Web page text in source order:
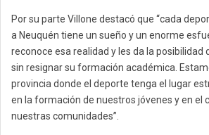
Por su parte Villone destacó que “cada
a Neuquén tiene un sueño y un enorme
reconoce esa realidad y les da la
sin resignar su formación académica.
provincia donde el deporte tenga el lugar
en la formación de nuestros jóvenes y en el
nuestras comunidades”.